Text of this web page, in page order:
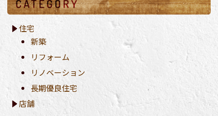
住宅
新築
リフォーム
リノベーション
長期優良住宅
店舗